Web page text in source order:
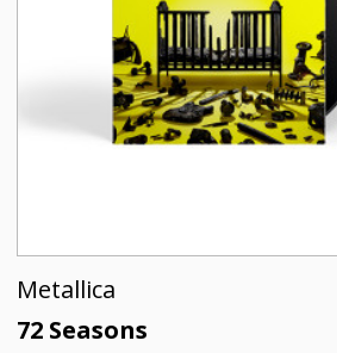
Metallica
72 Seasons